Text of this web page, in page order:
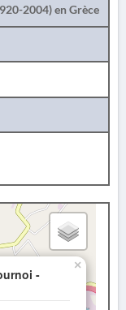
2004) en Grèce
-
×